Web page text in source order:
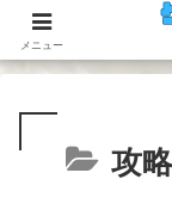
攻
メニュー